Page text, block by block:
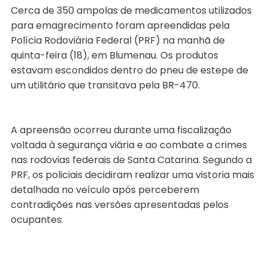
Cerca de 350 ampolas de medicamentos utilizados
para emagrecimento foram apreendidas pela
Polícia Rodoviária Federal (PRF) na manhã de
quinta-feira (18), em Blumenau. Os produtos
estavam escondidos dentro do pneu de estepe de
um utilitário que transitava pela BR-470.
A apreensão ocorreu durante uma fiscalização
voltada à segurança viária e ao combate a crimes
nas rodovias federais de Santa Catarina. Segundo a
PRF, os policiais decidiram realizar uma vistoria mais
detalhada no veículo após perceberem
contradições nas versões apresentadas pelos
ocupantes.